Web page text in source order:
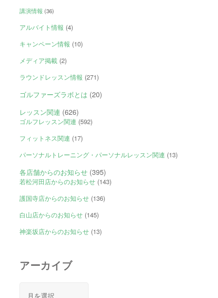
講演情報 (36)
アルバイト情報 (4)
キャンペーン情報 (10)
メディア掲載(2)
ラウンドレッスン情報 (271)
ゴルファーズラボとは (20)
レッスン関連 (626)
ゴルフレッスン関連 (592)
フィットネス関連 (17)
パーソナルトレーニング・パーソナルレッスン関連 (13)
各店舗からのお知らせ(395)
若松河田店からのお知らせ(143)
護国寺店からのお知らせ(136)
白山店からのお知らせ(145)
神楽坂店からのお知らせ(13)
アーカイブ